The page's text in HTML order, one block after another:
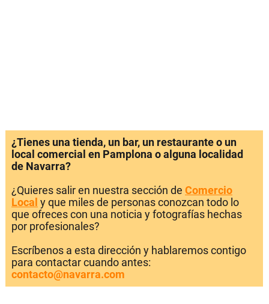
¿Tienes una tienda, un bar, un restaurante o un
local comercial en Pamplona o alguna localidad
de Navarra?
¿Quieres salir en nuestra sección de Comercio
Local y que miles de personas conozcan todo lo
que ofreces con una noticia y fotografías hechas
por profesionales?
Escríbenos a esta dirección y hablaremos contigo
para contactar cuando antes:
contacto@navarra.com